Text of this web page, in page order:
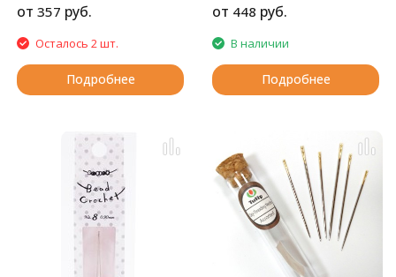
от 357 руб.
Осталось 2 шт.
Подробнее
от 448 руб.
В наличии
Подробнее